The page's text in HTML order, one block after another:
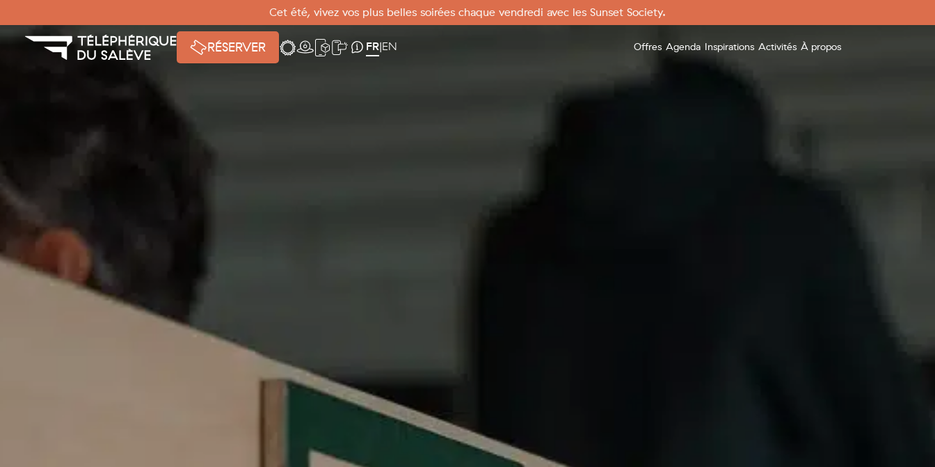
Cet été, vivez vos plus belles soirées chaque vendredi avec les Sunset Society.
RÉSERVER MétéoWebcamApplication mobile
SMS Mode
Infos pratiques
FR|EN Offres Agenda Inspirations Activités À propos